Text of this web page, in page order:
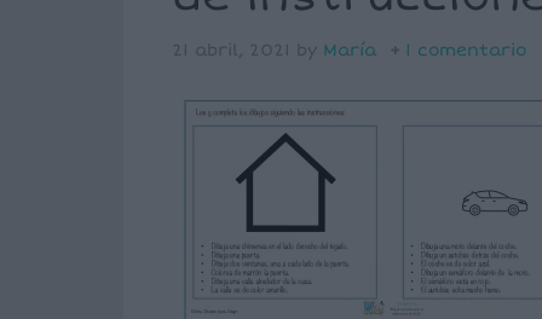
21 abril, 2021 by María 1 comentario